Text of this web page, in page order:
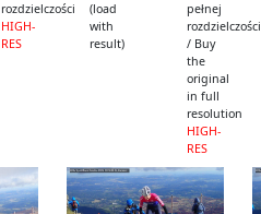
rozdzielczości
HIGH-
RES
(load
with
result)
pełnej
rozdzielczości
/ Buy
the
original
in full
resolution
HIGH-
RES